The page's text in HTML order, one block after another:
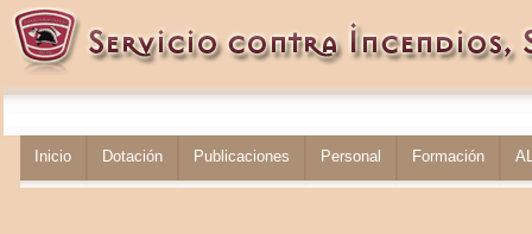
Inicio Dotación Publicaciones Personal Formación